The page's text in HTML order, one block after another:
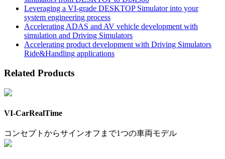
Leveraging a VI-grade DESKTOP Simulator into your
system engineering process
Accelerating ADAS and AV vehicle development with
simulation and Driving Simulators
Accelerating product development with Driving Simulators
Ride&Handling applications
Related Products
VI-CarRealTime
コンセプトからサインオフまで1つの車両モデル